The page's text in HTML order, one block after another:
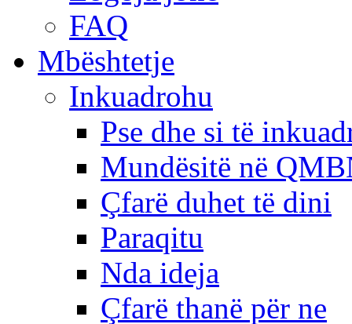
FAQ
Mbështetje
Inkuadrohu
Pse dhe si të
Mundësitë në
Çfarë duhet të dini
Paraqitu
Nda ideja
Çfarë thanë për ne